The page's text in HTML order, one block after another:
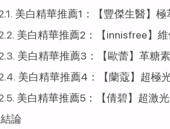
美白精華推薦1：【豐傑生醫】
美白精華推薦2：【innisfree】
美白精華推薦3：【歐蕾】革糖
美白精華推薦4：【蘭蔻】超極
美白精華推薦5：【倩碧】超激
結論